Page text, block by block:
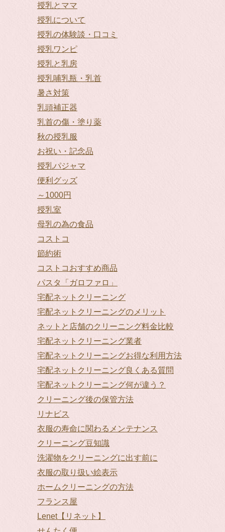
授乳とママ
授乳について
授乳の体験談・口コミ
授乳ワンピ
授乳と乳房
授乳哺乳瓶・乳首
暑さ対策
乳頭補正器
乳首の傷・塗り薬
秋の授乳服
お祝い・記念品
授乳パジャマ
便利グッズ
～1000円
授乳室
母乳の為の食品
コストコ
節約術
コストコおすすめ商品
パスタ「ガロファロ」
宅配ネットクリーニング
宅配ネットクリーニングのメリット
ネットと店舗のクリーニング料金比較
宅配ネットクリーニング業者
宅配ネットクリーニングお得な利用方法
宅配ネットクリーニング良くある質問
宅配ネットクリーニング何が違う？
クリーニング後の保管方法
リナビス
衣服の寿命に関わるメンテナンス
クリーニング豆知識
洗濯物をクリーニングに出す前に
衣服の取り扱い絵表示
ホームクリーニングの方法
フランス屋
Lenet【リネット】